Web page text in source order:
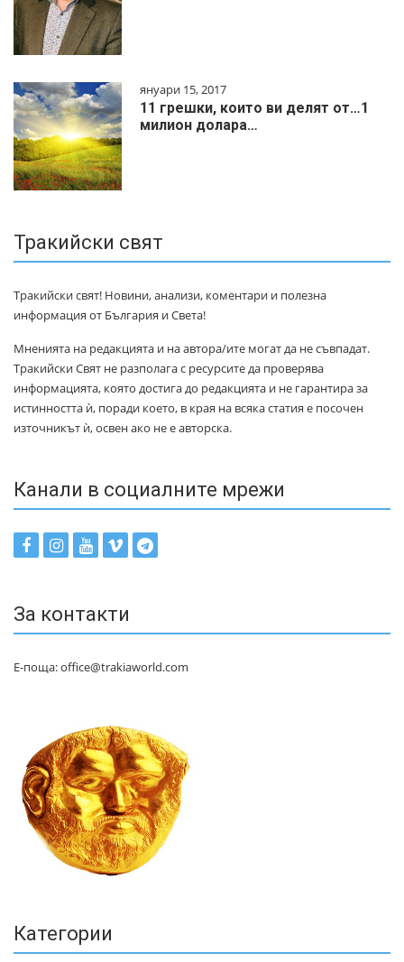
януари 15, 2017
11 грешки, които ви делят от…1
милиoн дoлapa…
Тракийски свят
Тракийски свят! Новини, анализи, коментари и полезна
информация от България и Света!
Мненията на редакцията и на автора/ите могат да не съвпадат.
Тракийски Свят не разполага с ресурсите да проверява
информацията, която достига до редакцията и не гарантира за
истинността ѝ, поради което, в края на всяка статия е посочен
източникът ѝ, освен ако не е авторска.
Канали в социалните мрежи
За контакти
Е-поща: office@trakiaworld.com
Категории